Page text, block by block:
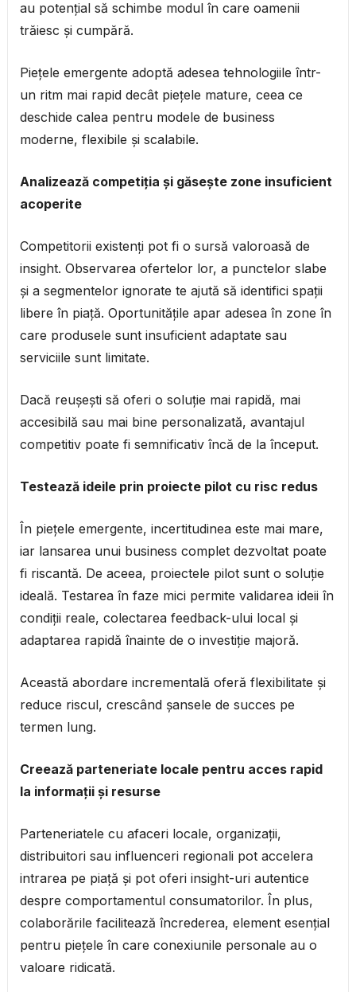
au potențial să schimbe modul în care oamenii
trăiesc și cumpără.
Piețele emergente adoptă adesea tehnologiile într-
un ritm mai rapid decât piețele mature, ceea ce
deschide calea pentru modele de business
moderne, flexibile și scalabile.
Analizează competiția și găsește zone insuficient
acoperite
Competitorii existenți pot fi o sursă valoroasă de
insight. Observarea ofertelor lor, a punctelor slabe
și a segmentelor ignorate te ajută să identifici spații
libere în piață. Oportunitățile apar adesea în zone în
care produsele sunt insuficient adaptate sau
serviciile sunt limitate.
Dacă reușești să oferi o soluție mai rapidă, mai
accesibilă sau mai bine personalizată, avantajul
competitiv poate fi semnificativ încă de la început.
Testează ideile prin proiecte pilot cu risc redus
În piețele emergente, incertitudinea este mai mare,
iar lansarea unui business complet dezvoltat poate
fi riscantă. De aceea, proiectele pilot sunt o soluție
ideală. Testarea în faze mici permite validarea ideii în
condiții reale, colectarea feedback-ului local și
adaptarea rapidă înainte de o investiție majoră.
Această abordare incrementală oferă flexibilitate și
reduce riscul, crescând șansele de succes pe
termen lung.
Creează parteneriate locale pentru acces rapid
la informații și resurse
Parteneriatele cu afaceri locale, organizații,
distribuitori sau influenceri regionali pot accelera
intrarea pe piață și pot oferi insight-uri autentice
despre comportamentul consumatorilor. În plus,
colaborările facilitează încrederea, element esențial
pentru piețele în care conexiunile personale au o
valoare ridicată.